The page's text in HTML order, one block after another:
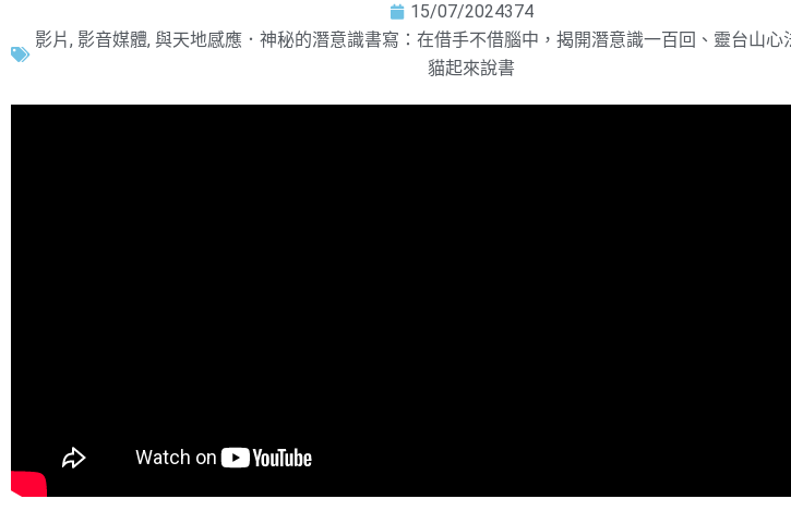
15/07/2024374
影片, 影音媒體, 與天地感應．神秘的潛意識書寫：在借手不借腦中，揭開潛意識一百回、靈台山心
貓起來說書